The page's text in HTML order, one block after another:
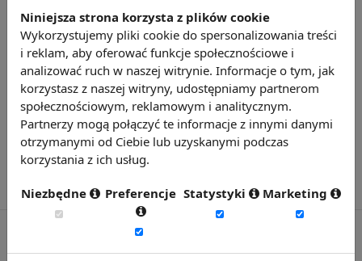
Niniejsza strona korzysta z plików cookie
Wykorzystujemy pliki cookie do spersonalizowania treści
i reklam, aby oferować funkcje społecznościowe i
analizować ruch w naszej witrynie. Informacje o tym, jak
korzystasz z naszej witryny, udostępniamy partnerom
społecznościowym, reklamowym i analitycznym.
Partnerzy mogą połączyć te informacje z innymi danymi
otrzymanymi od Ciebie lub uzyskanymi podczas
korzystania z ich usług.
Niezbędne Preferencje Statystyki Marketing